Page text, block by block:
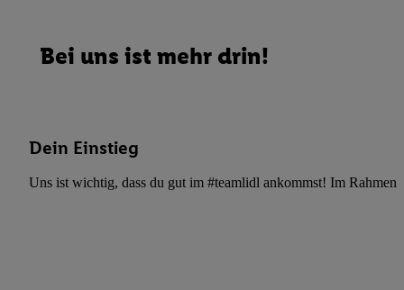
Bei uns ist mehr drin!
Dein Einstieg
Uns ist wichtig, dass du gut im #teamlidl ankommst! Im Rahmen